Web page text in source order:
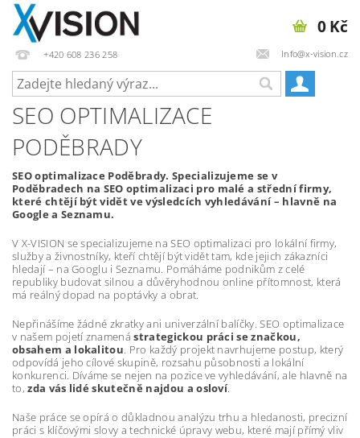
+420 608 236 258 Info@x-vision.cz
0 Kč
SEO OPTIMALIZACE
PODĚBRADY
SEO optimalizace Poděbrady. Specializujeme se v
Poděbradech na SEO optimalizaci pro malé a střední firmy,
které chtějí být vidět ve výsledcích vyhledávání – hlavně na
Google a Seznamu.
V X-VISION se specializujeme na SEO optimalizaci pro lokální firmy,
služby a živnostníky, kteří chtějí být vidět tam, kde jejich zákazníci
hledají – na Googlu i Seznamu. Pomáháme podnikům z celé
republiky budovat silnou a důvěryhodnou online přítomnost, která
má reálný dopad na poptávky a obrat.
Nepřinášíme žádné zkratky ani univerzální balíčky. SEO optimalizace
v našem pojetí znamenástrategickou práci se značkou,
obsahem a lokalitou. Pro každý projekt navrhujeme postup, který
odpovídá jeho cílové skupině, rozsahu působnosti a lokální
konkurenci. Díváme se nejen na pozice ve vyhledávání, ale hlavně na
to,zda vás lidé skutečně najdou a osloví.
Naše práce se opírá o důkladnou analýzu trhu a hledanosti, precizní
práci s klíčovými slovy a technické úpravy webu, které mají přímý vliv